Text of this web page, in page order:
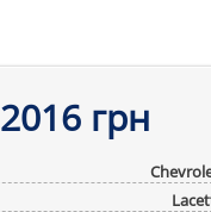
2016 грн